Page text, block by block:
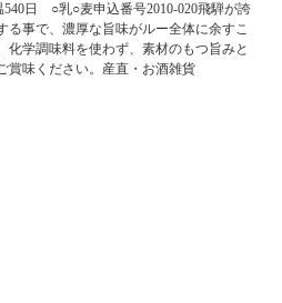
540日 ○乳○麦申込番号2010-020飛騨が誇
る事で、 濃厚な旨味がルー全体に余すこ
化学調味料を使わず、 素材のもつ旨みと
賞味 く ださ い。 産直 ・ お酒雑貨